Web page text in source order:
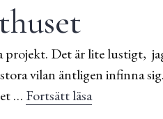
projekt. Det är lite lustigt,
vilan äntligen infinna
… Fortsätt läsaEtt litet hej